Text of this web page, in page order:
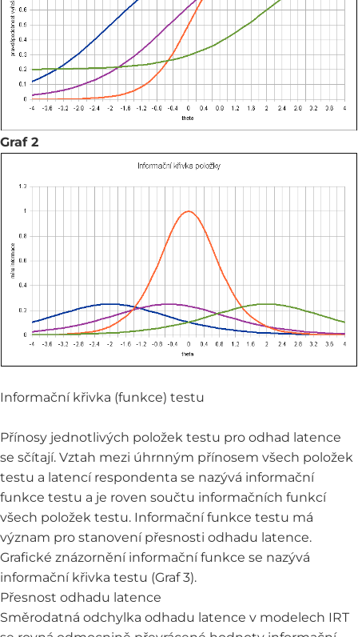
Graf 2
Informační křivka (funkce) testu
Přínosy jednotlivých položek testu pro odhad latence
se sčítají. Vztah mezi úhrnným přínosem všech položek
testu a latencí respondenta se nazývá informační
funkce testu a je roven součtu informačních funkcí
všech položek testu. Informační funkce testu má
význam pro stanovení přesnosti odhadu latence.
Grafické znázornění informační funkce se nazývá
informační křivka testu (Graf 3).
Přesnost odhadu latence
Směrodatná odchylka odhadu latence v modelech IRT